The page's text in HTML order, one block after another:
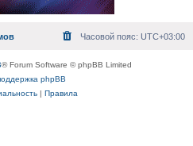
Часовой пояс: UTC+03:00
® Forum Software © phpBB Limited
phpBB
| Правила